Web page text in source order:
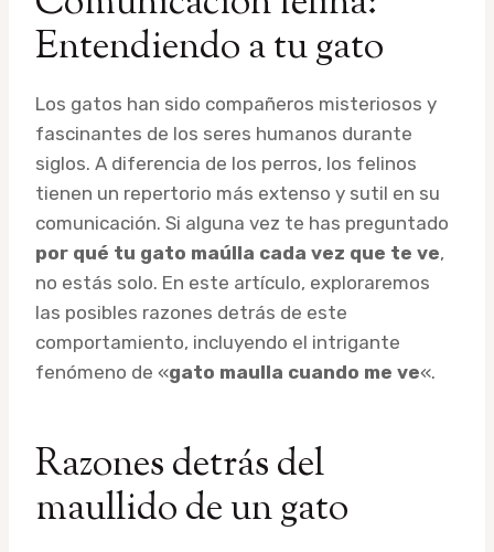
Entendiendo a tu gato
Los gatos han sido compañeros misteriosos y
fascinantes de los seres humanos durante
siglos. A diferencia de los perros, los felinos
tienen un repertorio más extenso y sutil en su
comunicación. Si alguna vez te has preguntado
por qué tu gato maúlla cada vez que te ve,
no estás solo. En este artículo, exploraremos
las posibles razones detrás de este
comportamiento, incluyendo el intrigante
fenómeno de «gato maulla cuando me ve«.
Razones detrás del
maullido de un gato